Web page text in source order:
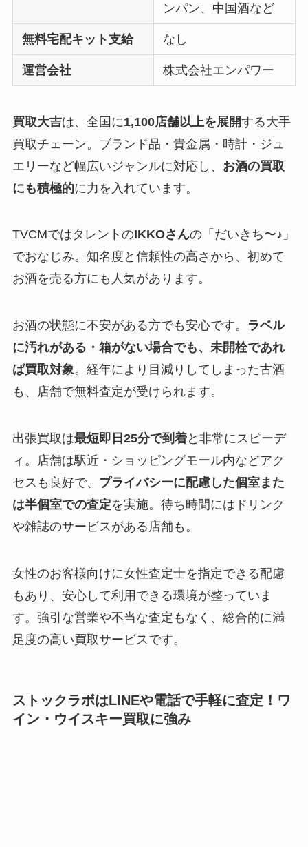
ンパン、中国酒など
無料宅配キット支給 なし
運営会社 株式会社エンパワー
買取大吉は、全国に1,100店舗以上を展開する大手
買取チェーン。ブランド品・貴金属・時計・ジュ
エリーなど幅広いジャンルに対応し、 お酒の買取
にも積極的に力を入れています。
TVCMではタレントのIKKOさんの「だいきち〜♪」
でおなじみ。知名度と信頼性の高さから、初めて
お酒を売る方にも人気があります。
お酒の状態に不安がある方でも安心です。
ラベル
に汚れがある・箱がない場合でも、未開栓であれ
ば買取対象。経年により目減りしてしまった古酒
も、店舗で無料査定が受けられます。
出張買取は最短即日25分で到着と非常にスピーデ
ィ。店舗は駅近・ショッピングモール内などアク
セスも良好で、 プライバシーに配慮した個室また
は半個室での査定を実施。待ち時間にはドリンク
や雑誌のサービスがある店舗も。
女性のお客様向けに女性査定士を指定できる配慮
もあり、安心して利用できる環境が整っていま
す。強引な営業や不当な査定もなく、総合的に満
足度の高い買取サービスです。
ストックラボはLINEや電話で手軽に査定！ワ
イン・ウイスキー買取に強み